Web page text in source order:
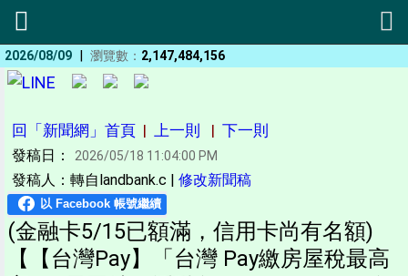
2026/08/09 | 瀏覽數： 2,147,484,156
回「新聞網」首頁 | 上一則 | 下一則
發稿日： 2026/05/18 11:04:00 PM
發稿人：轉自landbank.c | 修改新聞稿
(金融卡5/15已額滿，信用卡尚有名額)
【【台灣Pay】「台灣 Pay繳房屋稅最高